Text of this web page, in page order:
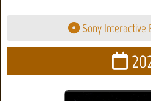
Sony Interactive